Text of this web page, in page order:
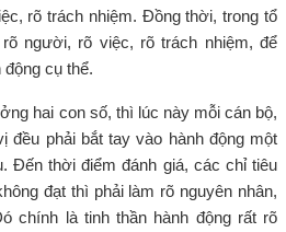
rõ trách nhiệm. Đồng thời, trong tổ
người, rõ việc, rõ trách nhiệm, để
cụ thể.
hai con số, thì lúc này mỗi cán bộ,
đều phải bắt tay vào hành động một
Đến thời điểm đánh giá, các chỉ tiêu
đạt thì phải làm rõ nguyên nhân,
chính là tinh thần hành động rất rõ